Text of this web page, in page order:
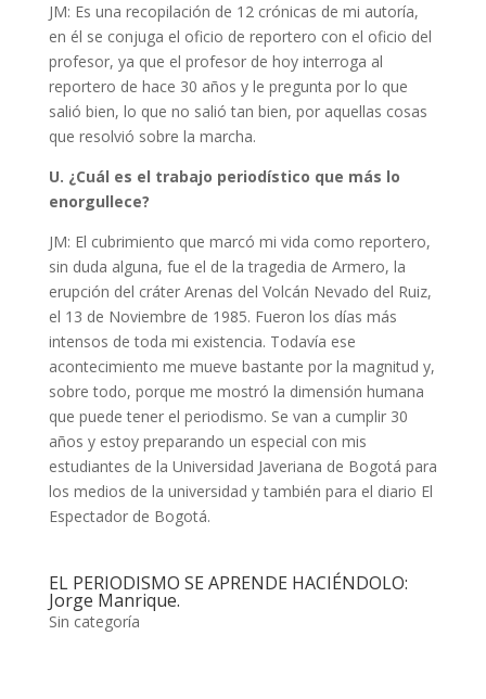
JM: Es una recopilación de 12 crónicas de mi autoría,
en él se conjuga el oficio de reportero con el oficio del
profesor, ya que el profesor de hoy interroga al
reportero de hace 30 años y le pregunta por lo que
salió bien, lo que no salió tan bien, por aquellas cosas
que resolvió sobre la marcha.
U. ¿Cuál es el trabajo periodístico que más lo
enorgullece?
JM: El cubrimiento que marcó mi vida como reportero,
sin duda alguna, fue el de la tragedia de Armero, la
erupción del cráter Arenas del Volcán Nevado del Ruiz,
el 13 de Noviembre de 1985. Fueron los días más
intensos de toda mi existencia. Todavía ese
acontecimiento me mueve bastante por la magnitud y,
sobre todo, porque me mostró la dimensión humana
que puede tener el periodismo. Se van a cumplir 30
años y estoy preparando un especial con mis
estudiantes de la Universidad Javeriana de Bogotá para
los medios de la universidad y también para el diario El
Espectador de Bogotá.
EL PERIODISMO SE APRENDE HACIÉNDOLO:
Jorge Manrique.
Sin categoría